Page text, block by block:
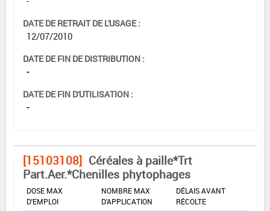
DATE DE RETRAIT DE L'USAGE :
12/07/2010
DATE DE FIN DE DISTRIBUTION :
-
DATE DE FIN D'UTILISATION :
-
[15103108] Céréales à paille*Trt
Part.Aer.*Chenilles phytophages
DOSE MAX
D'EMPLOI
NOMBRE MAX
D'APPLICATION
DÉLAIS AVANT
RÉCOLTE